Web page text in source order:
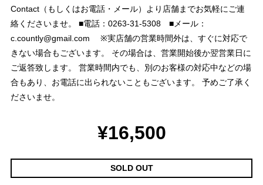
Contact（もしくはお電話・メール）より店舗までお気軽にご連
絡くださいませ。 ■電話：0263-31-5308 ■メール：
c.countly@gmail.com ※実店舗の営業時間外は、すぐに対応で
きない場合もございます。 その場合は、営業開始後か翌営業日に
ご返答致します。 営業時間内でも、別のお客様の対応中などの場
合もあり、お電話に出られないこともございます。 予めご了承く
ださいませ。
¥16,500
SOLD OUT